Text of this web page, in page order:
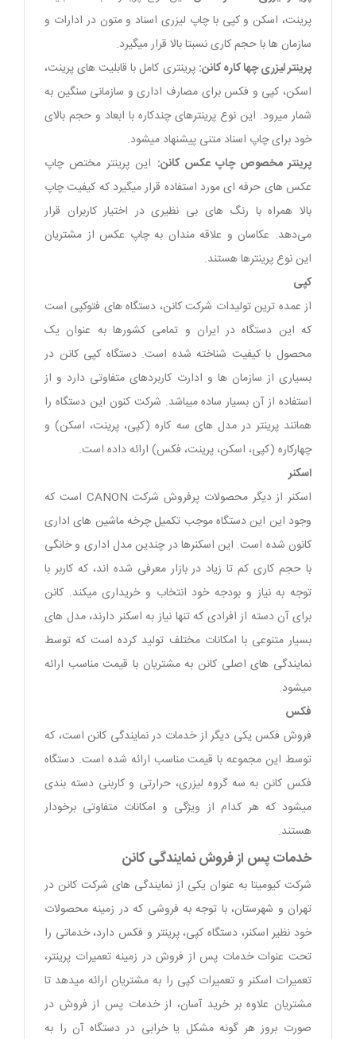
پرینت، اسکن و کپی با چاپ لیزری اسناد و متون در ادارات و
سازمان ها با حجم کاری نسبتا بالا قرار میگیرد.
پرینتر لیزری چها کاره کانن: پرینتری کامل با قابلیت های پرینت،
اسکن، کپی و فکس برای مصارف اداری و سازمانی سنگین به
شمار میرود. این نوع پرینترهای چندکاره با ابعاد و حجم بالای
خود برای چاپ اسناد متنی پیشنهاد میشود.
پرینتر مخصوص چاپ عکس کانن: این پرینتر مختص چاپ
عکس های حرفه ای مورد استفاده قرار میگیرد که کیفیت چاپ
بالا همراه با رنگ های بی نظیری در اختیار کاربران قرار
می‌دهد. عکاسان و علاقه مندان به چاپ عکس از مشتریان
این نوع پرینترها هستند.
کپی
از عمده ترین تولیدات شرکت کانن، دستگاه های فتوکپی است
که این دستگاه در ایران و تمامی کشورها به عنوان یک
محصول با کیفیت شناخته شده است. دستگاه کپی کانن در
بسیاری از سازمان ها و ادارت کاربردهای متفاوتی دارد و از
استفاده از آن بسیار ساده میباشد. شرکت کنون این دستگاه را
همانند پرینتر در مدل های سه کاره (کپی، پرینت، اسکن) و
چهارکاره (کپی، اسکن، پرینت، فکس) ارائه داده است.
اسکنر
اسکنر از دیگر محصولات پرفروش شرکت CANON است که
وجود این این دستگاه موجب تکمیل چرخه ماشین های اداری
کانون شده است. این اسکنرها در چندین مدل اداری و خانگی
با حجم کاری کم تا زیاد در بازار معرفی شده اند، که کاربر با
توجه به نیاز و بودجه خود انتخاب و خریداری میکند. کانن
برای آن دسته از افرادی که تنها نیاز به اسکنر دارند، مدل های
بسیار متنوعی با امکانات مختلف تولید کرده است که توسط
نمایندگی های اصلی کانن به مشتریان با قیمت مناسب ارائه
میشود.
فکس
فروش فکس یکی دیگر از خدمات در نمایندگی کانن است، که
توسط این مجموعه با قیمت مناسب ارائه شده است. دستگاه
فکس کانن به سه گروه لیزری، حرارتی و کاربنی دسته بندی
میشود که هر کدام از ویژگی و امکانات متفاوتی برخودار
هستند.
خدمات پس از فروش نمایندگی کانن
شرکت کیومیتا به عنوان یکی از نمایندگی های شرکت کانن در
تهران و شهرستان، با توجه به فروشی که در زمینه محصولات
خود نظیر اسکنر، دستگاه کپی، پرینتر و فکس دارد، خدماتی را
تحت عنوات خدمات پس از فروش در زمینه تعمیرات پرینتر،
تعمیرات اسکنر و تعمیرات کپی را به مشتریان ارائه میدهد تا
مشتریان علاوه بر خرید آسان، از خدمات پس از فروش در
صورت بروز هر گونه مشکل یا خرابی در دستگاه آن را به